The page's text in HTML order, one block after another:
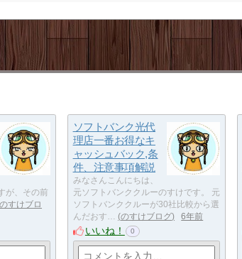
が、その前
のすけブロ
ソフトバンク光代
理店一番お得なキ
ャッシュバック,条
件、注意事項解説
みなさんこんにちは、
元ソフトバンククルーのすけです。 元
ソフトバンククルーが30社比較から選
んだおす…
のすけブログ 6年前
いいね！ 0